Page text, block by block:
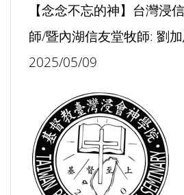
【念念不忘的神】台灣浸
師/暨內湖信友堂牧師: 劉
2025/05/09